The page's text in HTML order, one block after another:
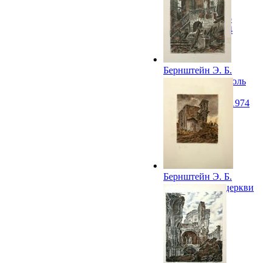
собора Ново-
Иерусалимского
монастыря. 1974
Бернштейн Э. Б.
Москва. Вестибюль
первого здания
консерватории. 1974
Бернштейн Э. Б.
Псков. Руины церкви
Сергия. 1974